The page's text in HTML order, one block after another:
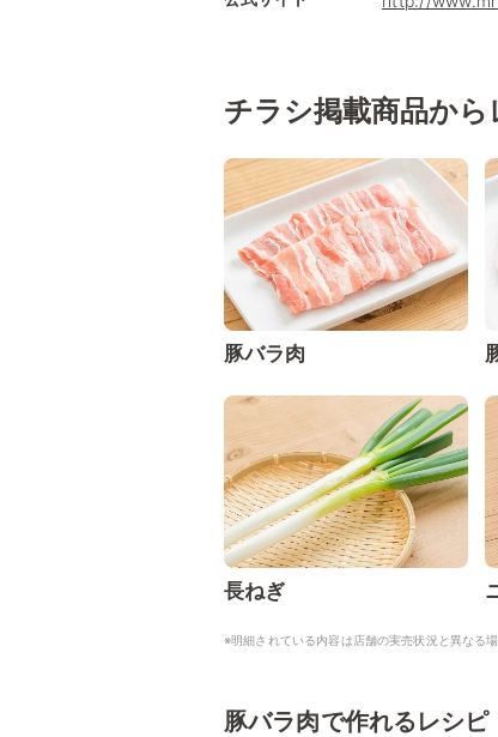
チラシ掲載商品か
豚バラ肉
長ねぎ
※明細されている内容は店舗の実売状況と異なる場
豚バラ肉で作れるレシピ